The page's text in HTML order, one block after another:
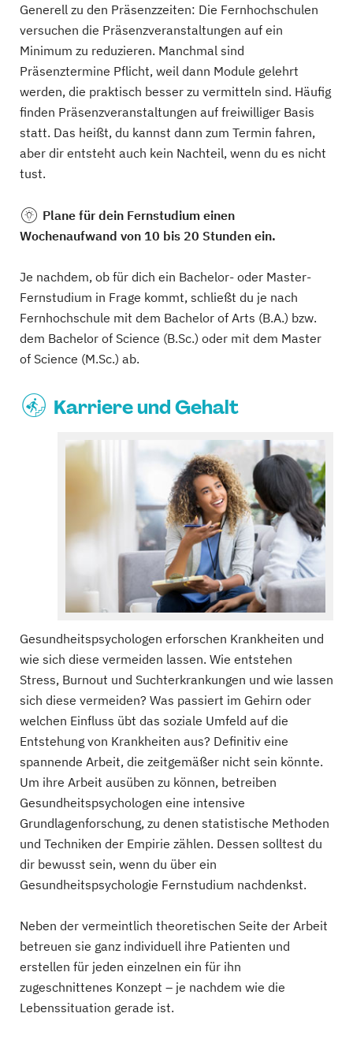
Generell zu den Präsenzzeiten: Die Fernhochschulen
versuchen die Präsenzveranstaltungen auf ein
Minimum zu reduzieren. Manchmal sind
Präsenztermine Pflicht, weil dann Module gelehrt
werden, die praktisch besser zu vermitteln sind. Häufig
finden Präsenzveranstaltungen auf freiwilliger Basis
statt. Das heißt, du kannst dann zum Termin fahren,
aber dir entsteht auch kein Nachteil, wenn du es nicht
tust.
Planefür dein Fernstudium einen
Wochenaufwand von 10 bis 20 Stunden ein.
Je nachdem, ob für dich ein Bachelor- oder Master-
Fernstudium in Frage kommt, schließt du je nach
Fernhochschule mit dem Bachelor of Arts (B.A.) bzw.
dem Bachelor of Science (B.Sc.) oder mit dem Master
of Science (M.Sc.) ab.
Karriere und Gehalt
Gesundheitspsychologen erforschen Krankheiten und
wie sich diese vermeiden lassen. Wie entstehen
Stress, Burnout und Suchterkrankungen und wie lassen
sich diese vermeiden? Was passiert im Gehirn oder
welchen Einfluss übt das soziale Umfeld auf die
Entstehung von Krankheiten aus? Definitiv eine
spannende Arbeit, die zeitgemäßer nicht sein könnte.
Um ihre Arbeit ausüben zu können, betreiben
Gesundheitspsychologen eine intensive
Grundlagenforschung, zu denen statistische Methoden
und Techniken der Empirie zählen. Dessen solltest du
dir bewusst sein, wenn du über ein
Gesundheitspsychologie Fernstudium nachdenkst.
Neben der vermeintlich theoretischen Seite der Arbeit
betreuen sie ganz individuell ihre Patienten und
erstellen für jeden einzelnen ein für ihn
zugeschnittenes Konzept – je nachdem wie die
Lebenssituation gerade ist.